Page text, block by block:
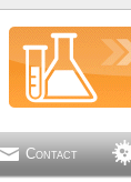
Contact